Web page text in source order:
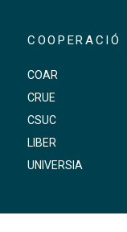
COOPERACIÓ
COAR
CRUE
CSUC
LIBER
UNIVERSIA